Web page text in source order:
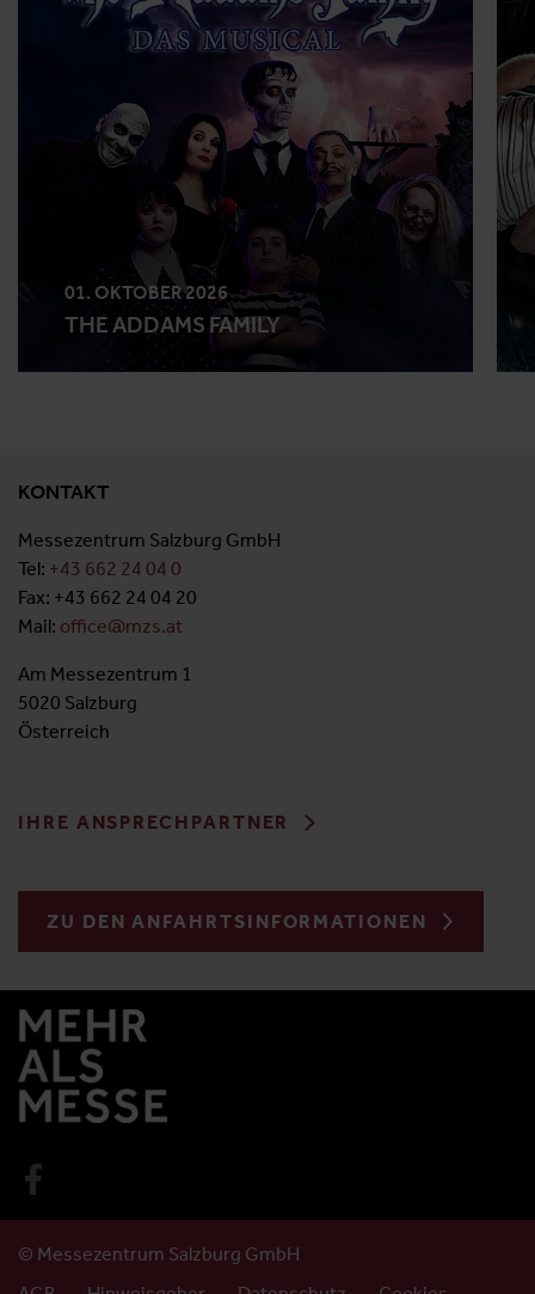
01. OKTOBER 2026
THE ADDAMS FAMILY
KONTAKT
Messezentrum Salzburg GmbH
Tel: +43 662 24 04 0
Fax: +43 662 24 04 20
Mail: office@mzs.at
Am Messezentrum 1
5020 Salzburg
Österreich
IHRE ANSPRECHPARTNER
ZU DEN ANFAHRTSINFORMATIONEN
© Messezentrum Salzburg GmbH